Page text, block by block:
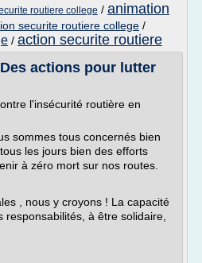
routiere college / animation
securite routiere college /
/ action securite routiere
actions pour lutter
l'insécurité routière en
sommes tous concernés bien
les jours bien des efforts
à zéro mort sur nos routes.
, nous y croyons ! La capacité
à être solidaire,